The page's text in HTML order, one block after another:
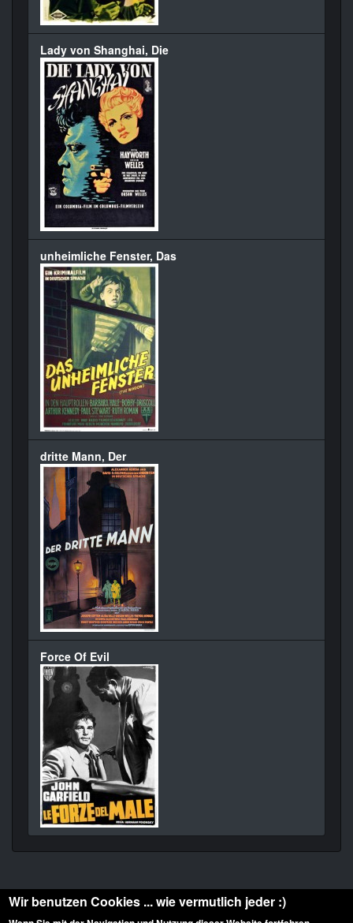
Lady von Shanghai, Die
unheimliche Fenster, Das
dritte Mann, Der
Force Of Evil
Wir benutzen Cookies ... wie vermutlich jeder :)